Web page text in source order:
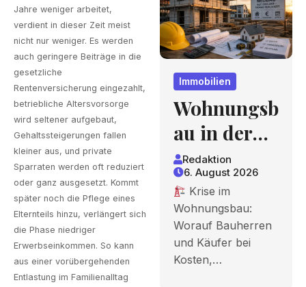
Jahre weniger arbeitet,
verdient in dieser Zeit meist
nicht nur weniger. Es werden
auch geringere Beiträge in die
gesetzliche
Rentenversicherung eingezahlt,
betriebliche Altersvorsorge
wird seltener aufgebaut,
Gehaltssteigerungen fallen
kleiner aus, und private
Sparraten werden oft reduziert
oder ganz ausgesetzt. Kommt
später noch die Pflege eines
Elternteils hinzu, verlängert sich
die Phase niedriger
Erwerbseinkommen. So kann
aus einer vorübergehenden
Entlastung im Familienalltag
Immobilien
Wohnungsb
au in der
Krise:
Worauf
Bauherren
und Käufer
bei Kosten,
Redaktion
6. August 2026
Krise im
Wohnungsbau:
Worauf Bauherren
und Käufer bei
Kosten,…